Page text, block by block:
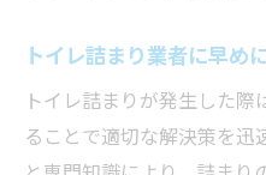
トイレ詰まり業者に早め
トイレ詰まりが発生した
ることで適切な解決策を迅